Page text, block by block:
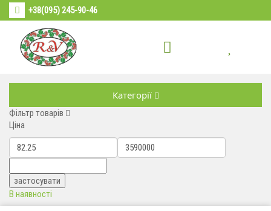
+38(095) 245-90-46
Категорії
Фільтр товарів
Ціна
В наявності